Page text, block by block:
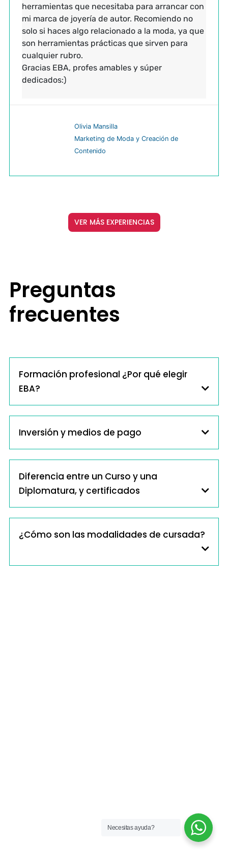
herramientas que necesitaba para arrancar con
mi marca de joyería de autor. Recomiendo no
solo si haces algo relacionado a la moda, ya que
son herramientas prácticas que sirven para
cualquier rubro.
Gracias EBA, profes amables y súper
dedicados:)
Olivia Mansilla
Marketing de Moda y Creación de
Contenido
VER MÁS EXPERIENCIAS
Preguntas
frecuentes
Formación profesional ¿Por qué elegir
EBA?
Inversión y medios de pago
Diferencia entre un Curso y una
Diplomatura, y certificados
¿Cómo son las modalidades de cursada?
Necesitas ayuda?